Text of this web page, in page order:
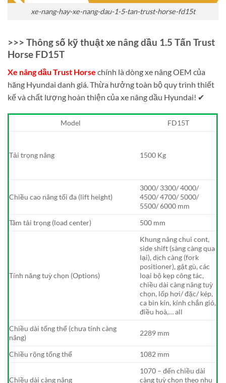
xe-nang-hay-xe-nang-dau-1-5-tan-trust-horse-fd15t
>>> Thông số kỹ thuật xe nâng dầu 1.5 Tấn Trust
Horse FD15T
Xe nâng dầu Trust Horse chính là dòng xe nâng OEM của
hãng Hyundai danh giá. Thừa hưởng toàn bộ quy trình thiết
kế và chất lượng hoàn thiện của xe nâng dầu Hyundai! ✔
Model FD15T
Tải trọng nâng 1500 Kg
Chiều cao nâng tối đa (lift height)
3000/ 3300/ 4000/
4500/ 4700/ 5000/
5500/ 6000 mm
Tâm tải trọng (load center)
500 mm
Tính năng tuỳ chọn (Options)
Khung nâng chui cont,
side shift (sàng càng qua
lại), dịch càng (fork
positioner), gật gù, các
loại bộ kẹp công tác,
chiều dài càng nâng tuỳ
chọn, lốp hơi/ đặc/ kép,
ca bin kín, kính chắn gió,
điều hoà,… all
Chiều dài tổng thể (chưa tính càng
nâng)
2289 mm
Chiều rộng tổng thể 1082 mm
Chiều dài càng nâng
1070 – đến chiều dài
càng tuỳ chọn theo nhu